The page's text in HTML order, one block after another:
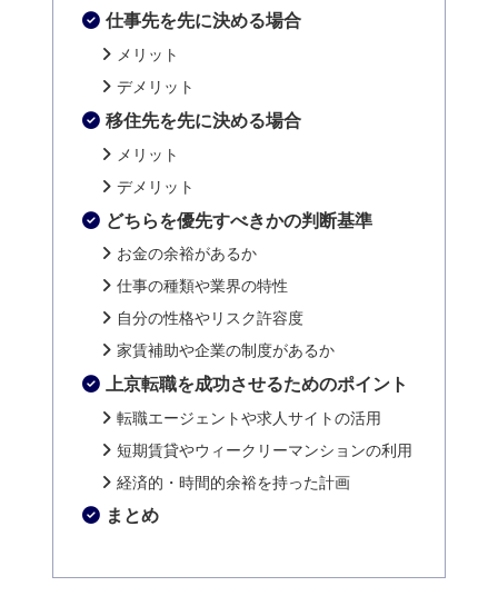
仕事先を先に決める場合
メリット
デメリット
移住先を先に決める場合
メリット
デメリット
どちらを優先すべきかの判断基準
お金の余裕があるか
仕事の種類や業界の特性
自分の性格やリスク許容度
家賃補助や企業の制度があるか
上京転職を成功させるためのポイント
転職エージェントや求人サイトの活用
短期賃貸やウィークリーマンションの利用
経済的・時間的余裕を持った計画
まとめ